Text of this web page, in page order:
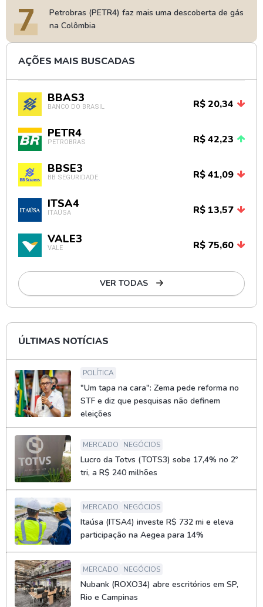
7
Petrobras (PETR4) faz mais uma descoberta de gás
na Colômbia
AÇÕES MAIS BUSCADAS
BBAS3
BANCO DO BRASIL R$ 20,34
PETR4
PETROBRAS R$ 42,23
BBSE3
BB SEGURIDADE R$ 41,09
ITSA4
ITAÚSA R$ 13,57
VALE3
VALE R$ 75,60
VER TODAS
ÚLTIMAS NOTÍCIAS
POLÍTICA
"Um tapa na cara": Zema pede reforma no
STF e diz que pesquisas não definem
eleições
MERCADO NEGÓCIOS
Lucro da Totvs (TOTS3) sobe 17,4% no 2º
tri, a R$ 240 milhões
MERCADO NEGÓCIOS
Itaúsa (ITSA4) investe R$ 732 mi e eleva
participação na Aegea para 14%
MERCADO NEGÓCIOS
Nubank (ROXO34) abre escritórios em SP,
Rio e Campinas